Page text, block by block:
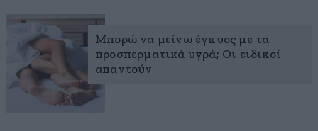
Μπορώ να μείνω έγκυος με τα
προσπερματικά υγρά; Οι ειδικοί
απαντούν